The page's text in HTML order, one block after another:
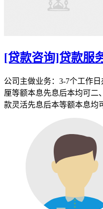
[贷款咨询]贷款服
公司主做业务：3-7个工作
厘等额本息先息后本均可二
款灵活先息后本等额本息均